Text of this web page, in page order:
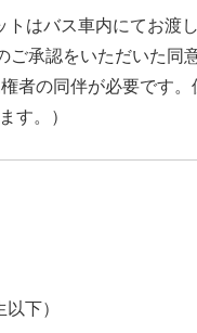
はバス車内にてお渡し
承認をいただいた同
者の同伴が必要です
す。）
下）